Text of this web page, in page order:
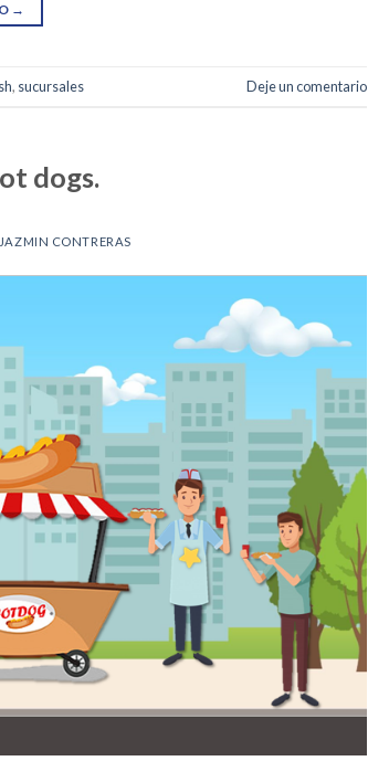
→
, sucursales Deje un comentario
dogs.
JAZMIN CONTRERAS